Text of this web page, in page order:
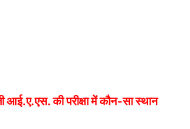
आई.ए.एस. की परीक्षा में कौन-सा स्थान